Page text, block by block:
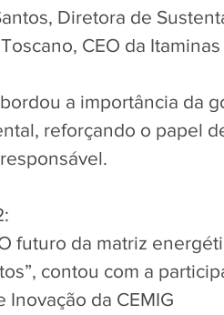
Diretora de
CEO da
a importância da
reforçando o papel
futuro da matriz
contou com a
Inovação da CEMIG